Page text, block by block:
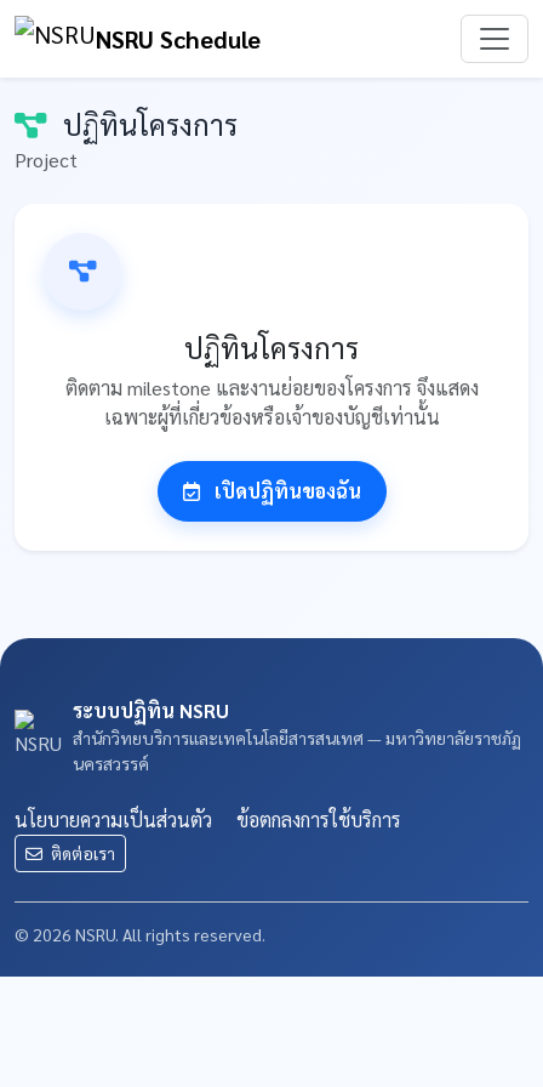
NSRU Schedule
ปฏิทินโครงการ
Project
ปฏิทินโครงการ
ติดตาม milestone และงานย่อยของโครงการ จึงแสดง
เฉพาะผู้ที่เกี่ยวข้องหรือเจ้าของบัญชีเท่านั้น
เปิดปฏิทินของฉัน
ระบบปฏิทิน NSRU
สำนักวิทยบริการและเทคโนโลยีสารสนเทศ — มหาวิทยาลัยราชภัฏ
นครสวรรค์
นโยบายความเป็นส่วนตัว ข้อตกลงการใช้บริการ
ติดต่อเรา
© 2026 NSRU. All rights reserved.